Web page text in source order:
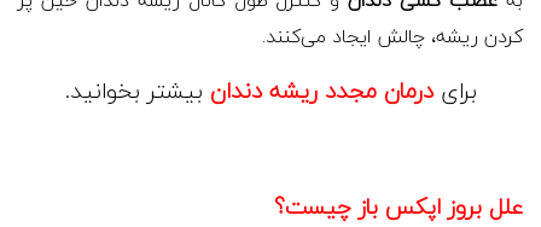
کردن ریشه، چالش ایجاد می‌کنند.
برایدرمان مجدد ریشه دندان بیشتر بخوانید.
علل بروز اپکس باز چیست؟